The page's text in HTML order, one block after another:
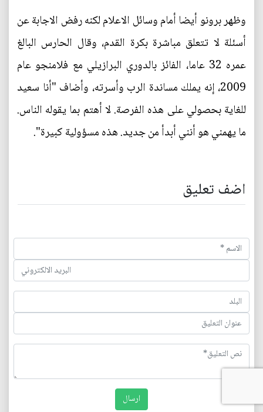
وظهر برونو أيضا أمام وسائل الاعلام لكنه رفض الاجابة عن
أسئلة لا تتعلق مباشرة بكرة القدم، وقال الحارس البالغ
عمره 32 عاما، الفائز بالدوري البرازيلي مع فلامنجو عام
2009، إنه يملك مساندة الرب وأسرته، وأضاف "أنا سعيد
للغاية بحصولي على هذه الفرصة. لا أهتم بما يقوله الناس.
ما يهمني هو أنني أبدأ من جديد. هذه مسؤولية كبيرة".
اضف تعليق